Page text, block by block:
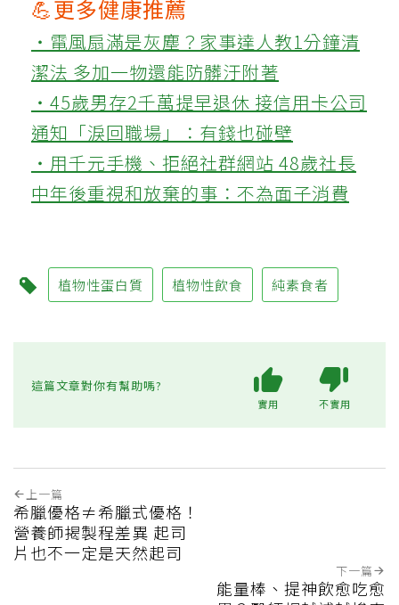
💪更多健康推薦
‧電風扇滿是灰塵？家事達人教1分鐘清
潔法 多加一物還能防髒汙附著
‧45歲男存2千萬提早退休 接信用卡公司
通知「淚回職場」：有錢也碰壁
‧用千元手機、拒絕社群網站 48歲社長
中年後重視和放棄的事：不為面子消費
植物性蛋白質 植物性飲食 純素食者
這篇文章對你有幫助嗎?
實用 不實用
上一篇
希臘優格≠希臘式優格！
營養師揭製程差異 起司
片也不一定是天然起司
下一篇
能量棒、提神飲愈吃愈